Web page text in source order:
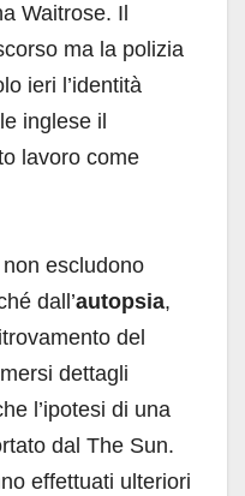
Waitrose. Il
ma la polizia
ieri l’identità
inglese il
lavoro come
escludono
dall’autopsia,
del
dettagli
l’ipotesi di una
dal The Sun.
effettuati ulteriori